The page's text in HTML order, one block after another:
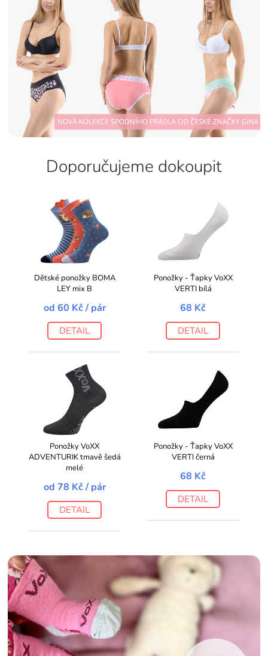
Doporučujeme dokoupit
Dětské ponožky BOMA
LEY mix B
od 60 Kč/ pár
DETAIL
Ponožky - Ťapky VoXX
VERTI bílá
68 Kč
DETAIL
Ponožky VoXX
ADVENTURIK tmavě šedá
melé
od 78 Kč/ pár
DETAIL
Ponožky - Ťapky VoXX
VERTI černá
68 Kč
DETAIL